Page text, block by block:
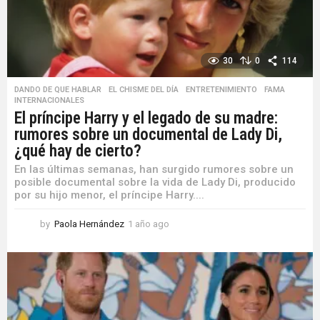
30 0 114
DANDO DE QUE HABLAR ,EL CHISME DEL DÍA ,ENTRETENIMIENTO ,FAMA
INTERNACIONALES
El príncipe Harry y el legado de su madre:
rumores sobre un documental de Lady Di,
¿qué hay de cierto?
En las últimas semanas, han surgido rumores sobre un
posible documental sobre la vida de Lady Di, producido
por su hijo menor, el príncipe Harry....
by Paola Hernández 1 año ago
ñ
a
g
o